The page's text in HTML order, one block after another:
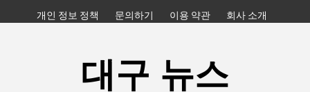
to
개인 정보 정책 문의하기 이용 약관 회사 소개
대구 뉴스